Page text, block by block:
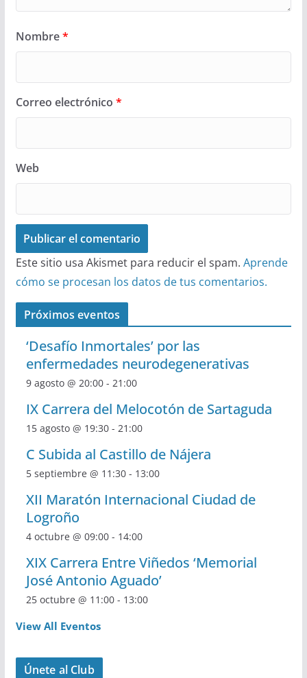
Nombre*
Correo electrónico *
Web
Este sitio usa Akismet para reducir el spam. Aprende
cómo se procesan los datos de tus comentarios.
Próximos eventos
‘Desafío Inmortales’ por las
enfermedades neurodegenerativas
9 agosto @ 20:00- 21:00
IX Carrera del Melocotón de Sartaguda
15 agosto @ 19:30- 21:00
C Subida al Castillo de Nájera
5 septiembre @ 11:30- 13:00
XII Maratón Internacional Ciudad de
Logroño
4 octubre @ 09:00- 14:00
XIX Carrera Entre Viñedos ‘Memorial
José Antonio Aguado’
25 octubre @ 11:00- 13:00
View All Eventos
Únete al Club